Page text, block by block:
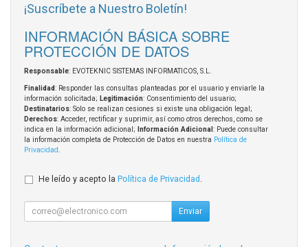
¡Suscríbete a Nuestro Boletín!
INFORMACIÓN BÁSICA SOBRE
PROTECCIÓN DE DATOS
Responsable: EVOTEKNIC SISTEMAS INFORMATICOS, S.L.
Finalidad: Responder las consultas planteadas por el usuario y enviarle la
información solicitada; Legitimación: Consentimiento del usuario;
Destinatarios: Solo se realizan cesiones si existe una obligación legal;
Derechos: Acceder, rectificar y suprimir, así como otros derechos, como se
indica en la información adicional;
Información Adicional : Puede consultar
la información completa de Protección de Datos en nuestra Política de
Privacidad
He leído y acepto la Política de Privacidad
Enviar